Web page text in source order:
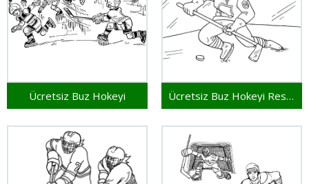
Ücretsiz Buz Hokeyi Ücretsiz Buz Hokeyi Resmi